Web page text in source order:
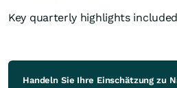
Key quarterly highlights
Handeln Sie Ihre Einschätzung zu